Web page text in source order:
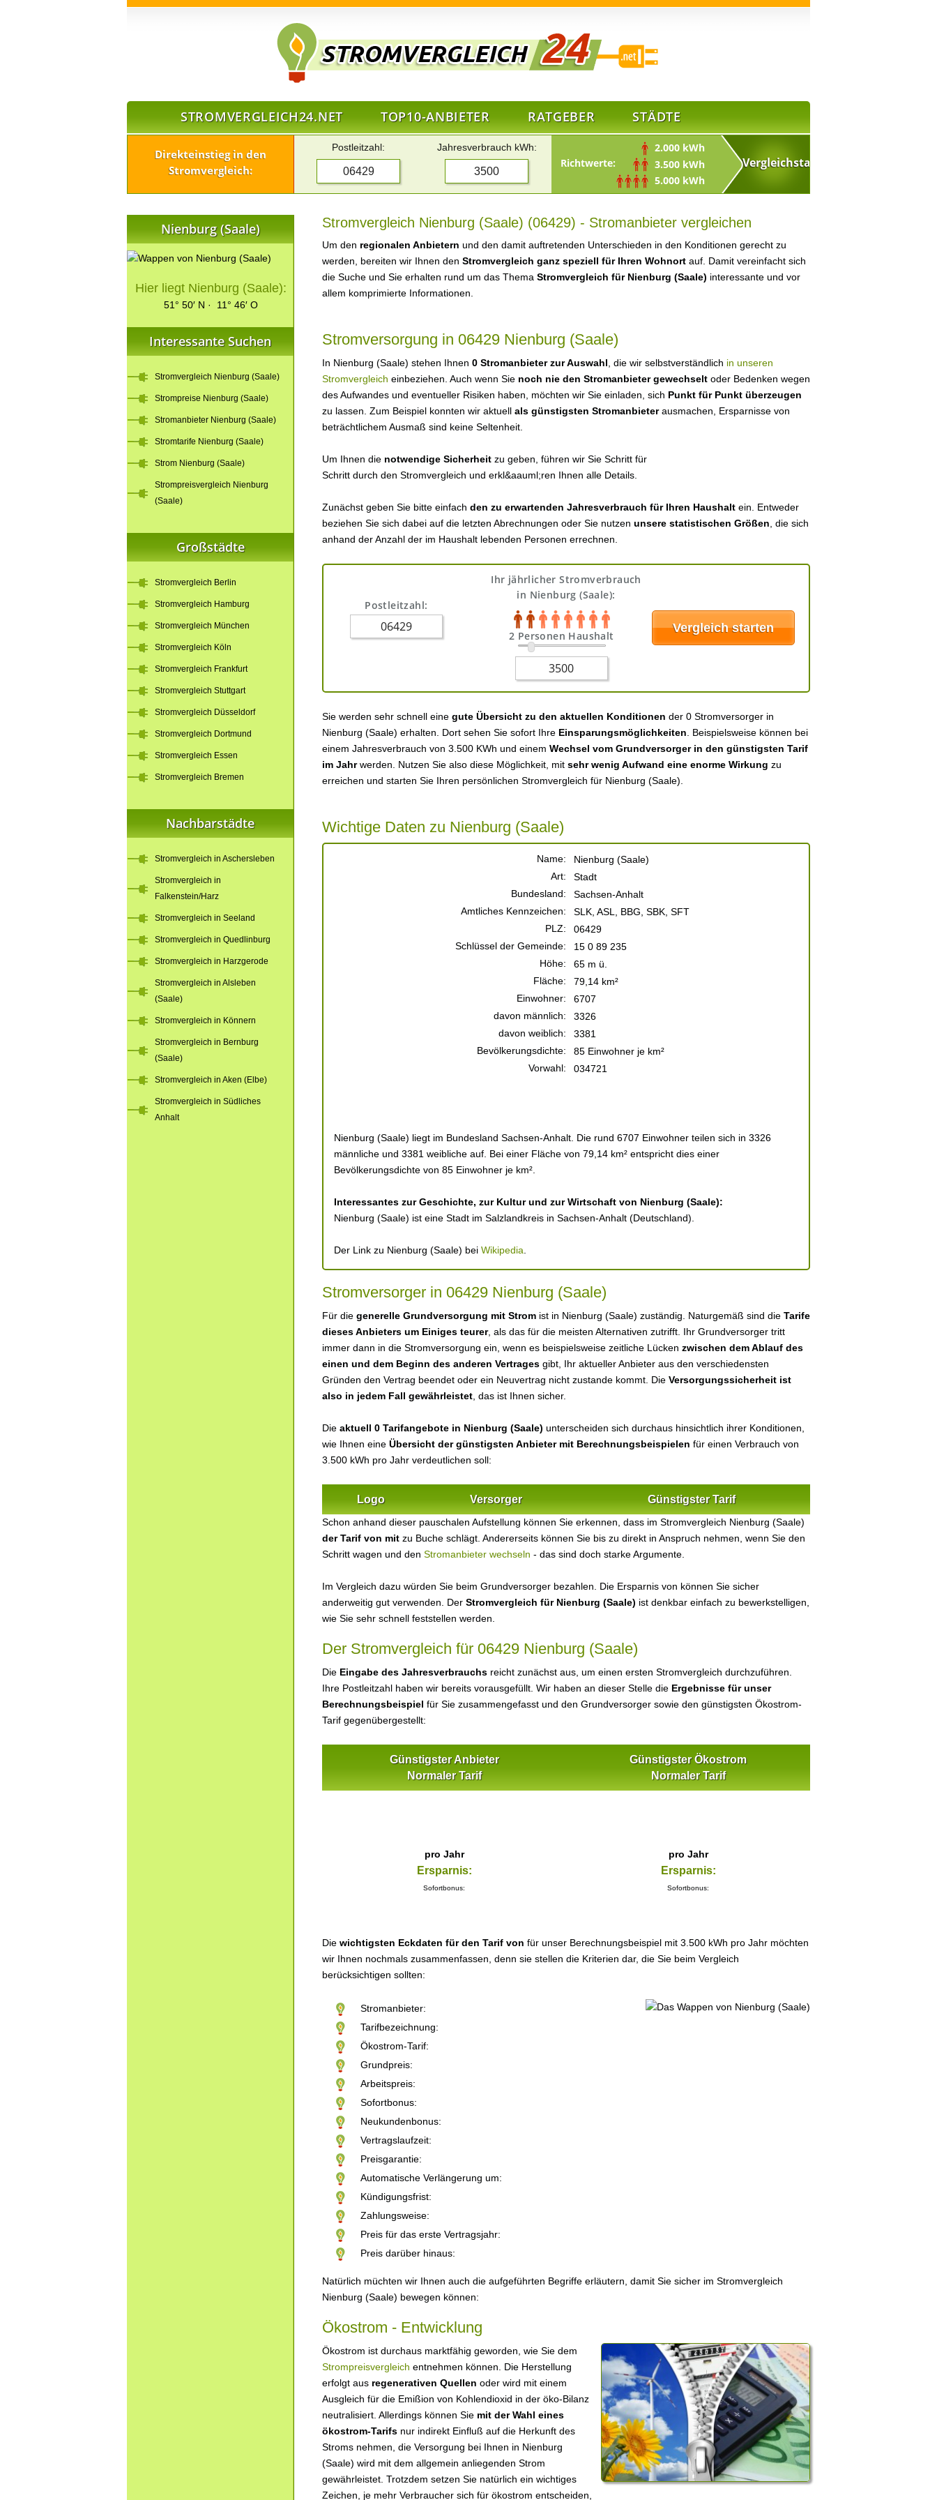
STROMVERGLEICH24.NET TOP10-ANBIETER RATGEBER STÄDTE
Direkteinstieg in den
Stromvergleich:
Postleitzahl: Jahresverbrauch kWh:
Richtwerte:
2.000 kWh
3.500 kWh
5.000 kWh
Stromvergleich Nienburg (Saale) (06429) - Stromanbieter vergleichen
Um den regionalen Anbietern und den damit auftretenden Unterschieden in den Konditionen gerecht zu
werden, bereiten wir Ihnen den Stromvergleich ganz speziell für Ihren Wohnort auf. Damit vereinfacht sich
die Suche und Sie erhalten rund um das Thema Stromvergleich für Nienburg (Saale) interessante und vor
allem komprimierte Informationen.
Stromversorgung in 06429 Nienburg (Saale)
In Nienburg (Saale) stehen Ihnen 0 Stromanbieter zur Auswahl , die wir selbstverständlich in unseren
Stromvergleich einbeziehen. Auch wenn Sie noch nie den Stromanbieter gewechselt oder Bedenken wegen
des Aufwandes und eventueller Risiken haben, möchten wir Sie einladen, sich Punkt für Punkt überzeugen
zu lassen. Zum Beispiel konnten wir aktuell als günstigsten Stromanbieterausmachen, Ersparnisse von
beträchtlichem Ausmaß sind keine Seltenheit.
Um Ihnen die notwendige Sicherheit zu geben, führen wir Sie Schritt für
Schritt durch den Stromvergleich und erkl&aauml;ren Ihnen alle Details.
Zunächst geben Sie bitte einfach den zu erwartenden Jahresverbrauch für Ihren Haushalt ein. Entweder
beziehen Sie sich dabei auf die letzten Abrechnungen oder Sie nutzen unsere statistischen Größen , die sich
anhand der Anzahl der im Haushalt lebenden Personen errechnen.
Postleitzahl:
Ihr jährlicher Stromverbrauch
in Nienburg (Saale):
2 Personen Haushalt
Sie werden sehr schnell eine gute Übersicht zu den aktuellen Konditionen der 0 Stromversorger in
Nienburg (Saale) erhalten. Dort sehen Sie sofort Ihre Einsparungsmöglichkeiten . Beispielsweise können bei
einem Jahresverbrauch von 3.500 KWh und einem Wechsel vom Grundversorger in den günstigsten Tarif
im Jahrwerden. Nutzen Sie also diese Möglichkeit, mit sehr wenig Aufwand eine enorme Wirkung zu
erreichen und starten Sie Ihren persönlichen Stromvergleich für Nienburg (Saale).
Wichtige Daten zu Nienburg (Saale)
Name:
Nienburg (Saale)
Art:
Stadt
Bundesland:
Sachsen-Anhalt
Amtliches Kennzeichen:
SLK, ASL, BBG, SBK, SFT
PLZ:
06429
Schlüssel der Gemeinde:
15 0 89 235
Höhe:
65 m ü.
Fläche:
79,14 km²
Einwohner:
6707
davon männlich:
3326
davon weiblich:
3381
Bevölkerungsdichte:
85 Einwohner je km²
Vorwahl:
034721
Nienburg (Saale) liegt im Bundesland Sachsen-Anhalt. Die rund 6707 Einwohner teilen sich in 3326
männliche und 3381 weibliche auf. Bei einer Fläche von 79,14 km² entspricht dies einer
Bevölkerungsdichte von 85 Einwohner je km².
Interessantes zur Geschichte, zur Kultur und zur Wirtschaft von Nienburg (Saale):
Nienburg (Saale) ist eine Stadt im Salzlandkreis in Sachsen-Anhalt (Deutschland).
Der Link zu Nienburg (Saale) bei Wikipedia
Stromversorger in 06429 Nienburg (Saale)
Für die generelle Grundversorgung mit Strom ist in Nienburg (Saale) zuständig. Naturgemäß sind die Tarife
dieses Anbieters um Einiges teurer, als das für die meisten Alternativen zutrifft. Ihr Grundversorger tritt
immer dann in die Stromversorgung ein, wenn es beispielsweise zeitliche Lücken zwischen dem Ablauf des
einen und dem Beginn des anderen Vertrages gibt, Ihr aktueller Anbieter aus den verschiedensten
Gründen den Vertrag beendet oder ein Neuvertrag nicht zustande kommt. Die Versorgungssicherheit ist
also in jedem Fall gewährleistet , das ist Ihnen sicher.
Die aktuell 0 Tarifangebote in Nienburg (Saale) unterscheiden sich durchaus hinsichtlich ihrer Konditionen,
wie Ihnen eine Übersicht der günstigsten Anbieter mit Berechnungsbeispielen für einen Verbrauch von
3.500 kWh pro Jahr verdeutlichen soll:
Logo Versorger Günstigster Tarif
Schon anhand dieser pauschalen Aufstellung können Sie erkennen, dass im Stromvergleich Nienburg (Saale)
der Tarif von mit zu Buche schlägt. Andererseits können Sie bis zu direkt in Anspruch nehmen, wenn Sie den
Schritt wagen und den Stromanbieter wechseln - das sind doch starke Argumente.
Im Vergleich dazu würden Sie beim Grundversorger bezahlen. Die Ersparnis von können Sie sicher
anderweitig gut verwenden. Der Stromvergleich für Nienburg (Saale) ist denkbar einfach zu bewerkstelligen,
wie Sie sehr schnell feststellen werden.
Der Stromvergleich für 06429 Nienburg (Saale)
Die Eingabe des Jahresverbrauchs reicht zunächst aus, um einen ersten Stromvergleich durchzuführen.
Ihre Postleitzahl haben wir bereits vorausgefüllt. Wir haben an dieser Stelle die Ergebnisse für unser
Berechnungsbeispiel für Sie zusammengefasst und den Grundversorger sowie den günstigsten Ökostrom-
Tarif gegenübergestellt:
Günstigster Anbieter
Normaler Tarif
Günstigster Ökostrom
Normaler Tarif
pro Jahr
Ersparnis:
Sofortbonus:
pro Jahr
Ersparnis:
Sofortbonus:
Die wichtigsten Eckdaten für den Tarif von für unser Berechnungsbeispiel mit 3.500 kWh pro Jahr möchten
wir Ihnen nochmals zusammenfassen, denn sie stellen die Kriterien dar, die Sie beim Vergleich
berücksichtigen sollten:
Stromanbieter:
Tarifbezeichnung:
Ökostrom-Tarif:
Grundpreis:
Arbeitspreis:
Sofortbonus:
Neukundenbonus:
Vertragslaufzeit:
Preisgarantie:
Automatische Verlängerung um:
Kündigungsfrist:
Zahlungsweise:
Preis für das erste Vertragsjahr:
Preis darüber hinaus:
Natürlich müchten wir Ihnen auch die aufgeführten Begriffe erläutern, damit Sie sicher im Stromvergleich
Nienburg (Saale) bewegen können:
Ökostrom - Entwicklung
Ökostrom ist durchaus marktfähig geworden, wie Sie dem
Strompreisvergleich entnehmen können. Die Herstellung
erfolgt aus regenerativen Quellen oder wird mit einem
Ausgleich für die Emißion von Kohlendioxid in der öko-Bilanz
neutralisiert. Allerdings können Sie mit der Wahl eines
ökostrom-Tarifs nur indirekt Einfluß auf die Herkunft des
Stroms nehmen, die Versorgung bei Ihnen in Nienburg
(Saale) wird mit dem allgemein anliegenden Strom
gewährleistet. Trotzdem setzen Sie natürlich ein wichtiges
Zeichen, je mehr Verbraucher sich für ökostrom entscheiden,
Nienburg (Saale)
Hier liegt Nienburg (Saale):
51° 50′ N · 11° 46′ O
Interessante Suchen
Stromvergleich Nienburg (Saale)
Strompreise Nienburg (Saale)
Stromanbieter Nienburg (Saale)
Stromtarife Nienburg (Saale)
Strom Nienburg (Saale)
Strompreisvergleich Nienburg
(Saale)
Großstädte
Stromvergleich Berlin
Stromvergleich Hamburg
Stromvergleich München
Stromvergleich Köln
Stromvergleich Frankfurt
Stromvergleich Stuttgart
Stromvergleich Düsseldorf
Stromvergleich Dortmund
Stromvergleich Essen
Stromvergleich Bremen
Nachbarstädte
Stromvergleich in Aschersleben
Stromvergleich in
Falkenstein/Harz
Stromvergleich in Seeland
Stromvergleich in Quedlinburg
Stromvergleich in Harzgerode
Stromvergleich in Alsleben
(Saale)
Stromvergleich in Könnern
Stromvergleich in Bernburg
(Saale)
Stromvergleich in Aken (Elbe)
Stromvergleich in Südliches
Anhalt